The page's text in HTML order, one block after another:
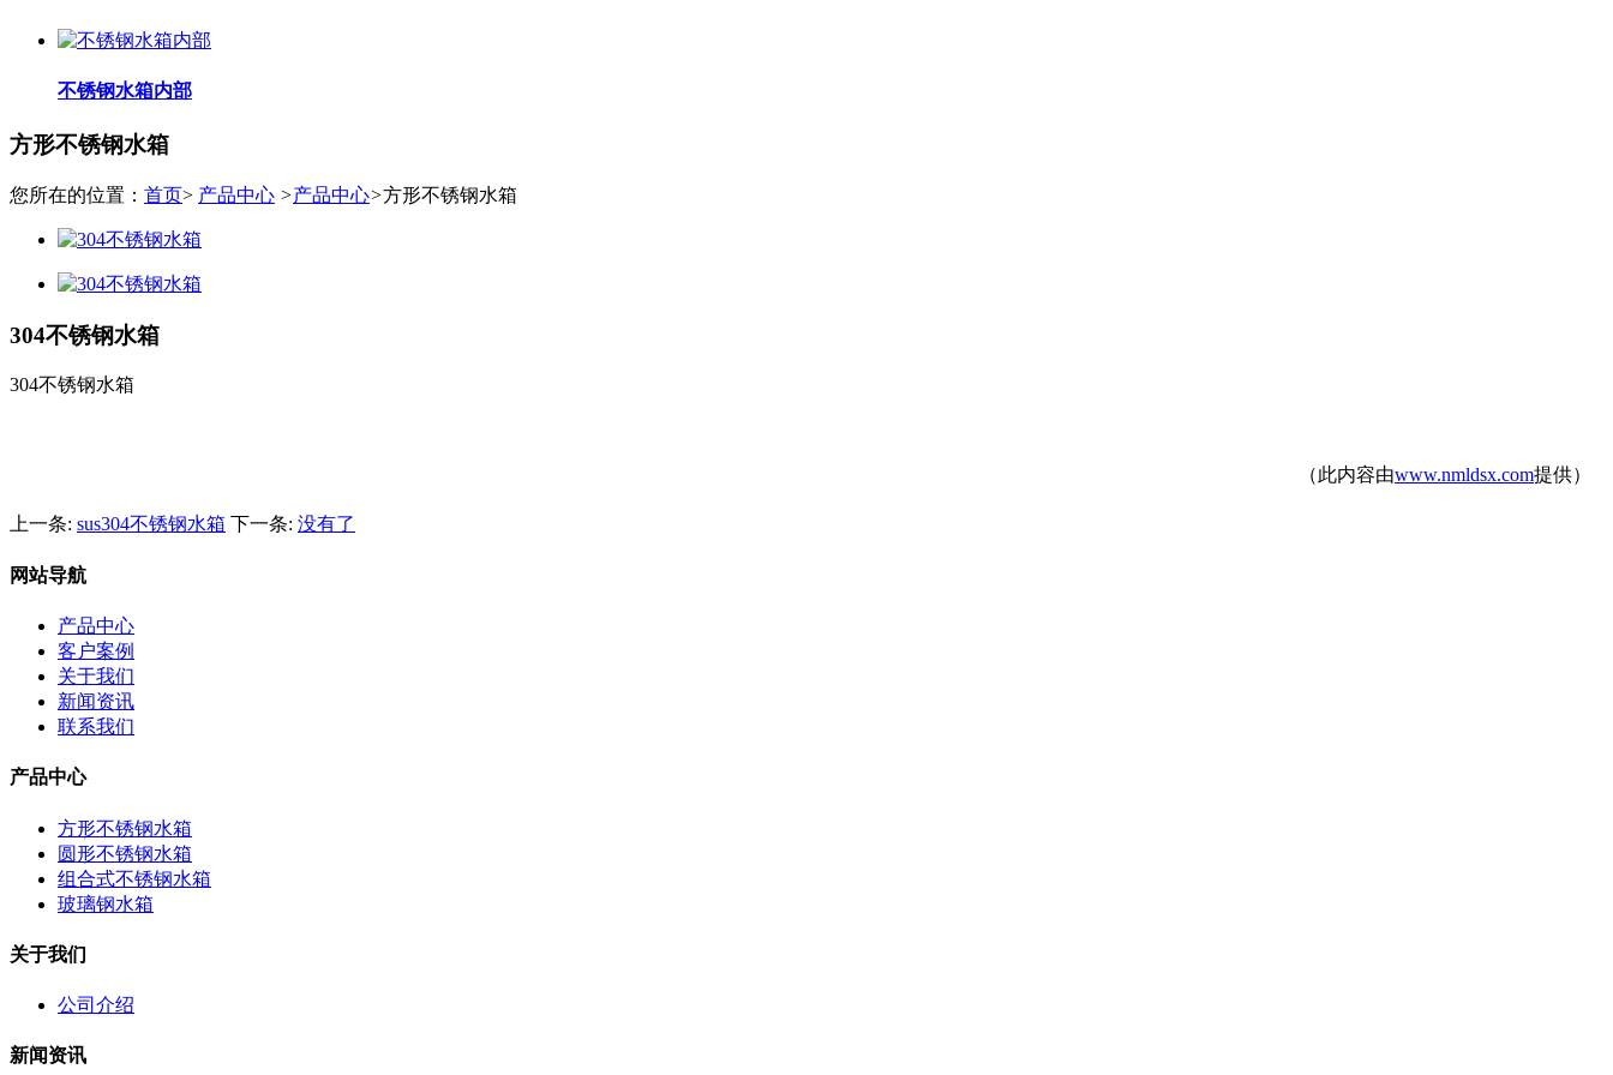
不锈钢水箱内部
方形不锈钢水箱
您所在的位置： 首页> 产品中心 >产品中心>方形不锈钢水箱
304不锈钢水箱
304不锈钢水箱
（此内容由www.nmldsx.com提供）
上一条: sus304不锈钢水箱 下一条: 没有了
网站导航
产品中心
客户案例
关于我们
新闻资讯
联系我们
产品中心
方形不锈钢水箱
圆形不锈钢水箱
组合式不锈钢水箱
玻璃钢水箱
关于我们
公司介绍
新闻资讯